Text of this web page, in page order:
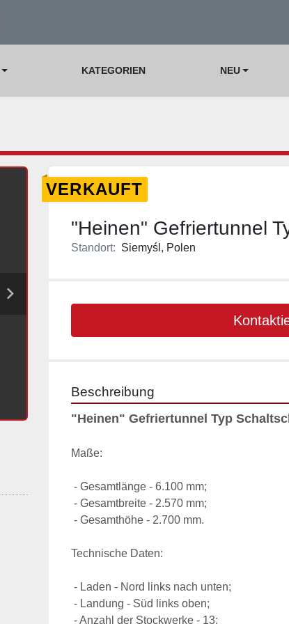
KATEGORIEN NEU
VERKAUFT
"Heinen" Gefriertunnel
Standort: Siemyśl, Polen
Beschreibung
"Heinen" Gefriertunnel Typ
Maße:
Technische Daten: